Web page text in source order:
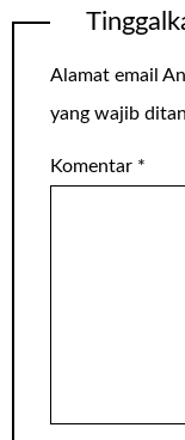
Alamat email
yang wajib
Komentar *